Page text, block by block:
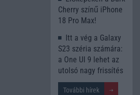
Cherry színű iPhone
18 Pro Max!
Itt a vég a Galaxy
S23 széria számára:
a One UI 9 lehet az
utolsó nagy frissítés
További hírek